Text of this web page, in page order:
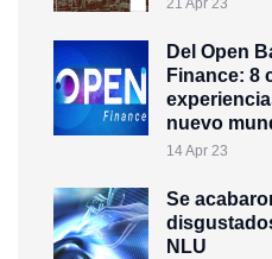
21 Apr 23
Del Open
Finance: 8
nuevo
14 Apr 23
Se
NLU